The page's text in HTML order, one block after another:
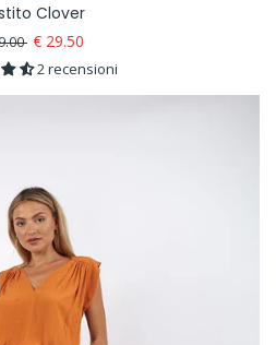
Clover
€ 29.50
2 recensioni